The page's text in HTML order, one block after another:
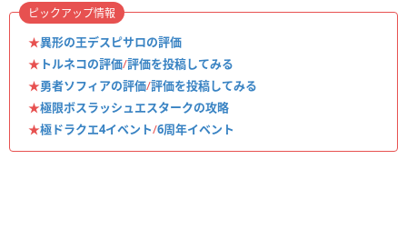
★異形の王デスピサロの評価
★ トルネコの評価/評価を投稿してみる
★勇者ソフィアの評価/評価を投稿してみる
★極限ボスラッシュエスタークの攻略
★極ドラクエ4イベント/6周年イベント
ピックアップ情報